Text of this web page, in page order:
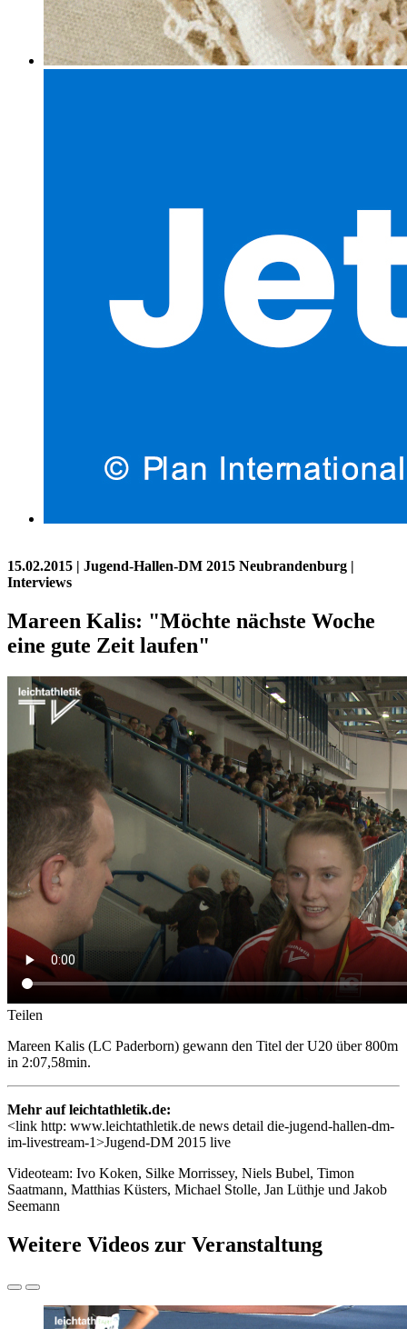
15.02.2015 | Jugend-Hallen-DM 2015 Neubrandenburg |
Interviews
Mareen Kalis: "Möchte nächste Woche
eine gute Zeit laufen"
Teilen
Mareen Kalis (LC Paderborn) gewann den Titel der U20 über 800m
in 2:07,58min.
Mehr auf leichtathletik.de:
<link http: www.leichtathletik.de news detail die-jugend-hallen-dm-
im-livestream-1>Jugend-DM 2015 live
Videoteam: Ivo Koken, Silke Morrissey, Niels Bubel, Timon
Saatmann, Matthias Küsters, Michael Stolle, Jan Lüthje und Jakob
Seemann
Weitere Videos zur Veranstaltung